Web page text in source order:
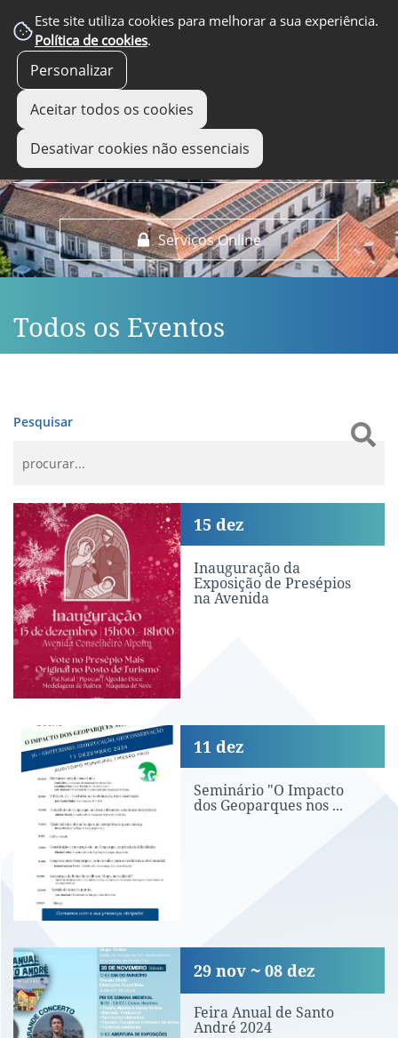
Este site utiliza cookies para melhorar a sua experiência.
Política de cookies.
Personalizar
Aceitar todos os cookies
Desativar cookies não essenciais
Serviços Online
EM DESTAQUE
Todos os Eventos
Pesquisar
Inauguração da Exposição de
Inauguração da
Exposição de Presépios
na Avenida
15 dez
Seminário "O Impacto dos
Seminário "O Impacto
dos Geoparques nos ...
11 dez
Feira Anual de Santo André 2024
Feira Anual de Santo
André 2024
29 nov 08 dez